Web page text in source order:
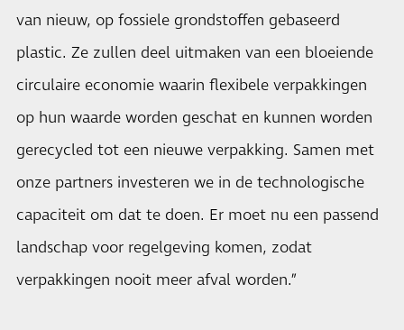
van nieuw, op fossiele grondstoffen gebaseerd
plastic. Ze zullen deel uitmaken van een bloeiende
circulaire economie waarin flexibele verpakkingen
op hun waarde worden geschat en kunnen worden
gerecycled tot een nieuwe verpakking. Samen met
onze partners investeren we in de technologische
capaciteit om dat te doen. Er moet nu een passend
landschap voor regelgeving komen, zodat
verpakkingen nooit meer afval worden.”